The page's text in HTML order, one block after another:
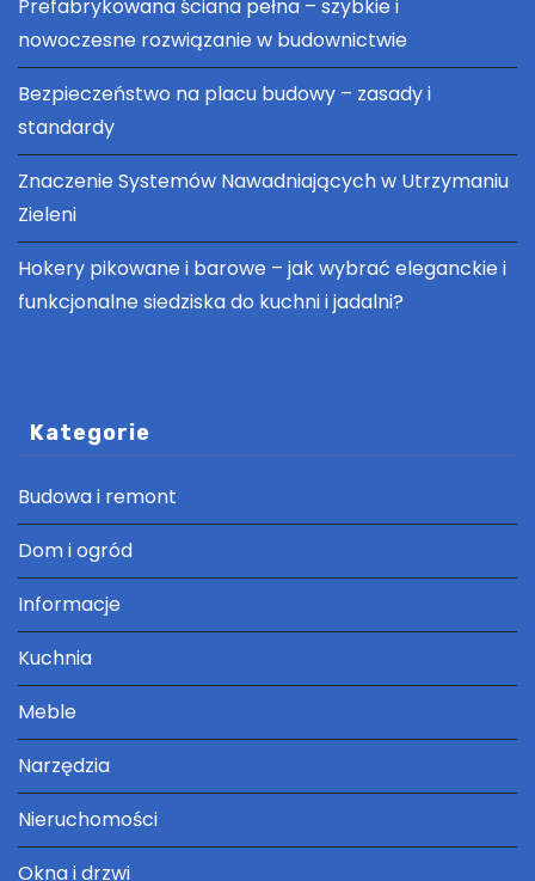
Prefabrykowana ściana pełna – szybkie i
nowoczesne rozwiązanie w budownictwie
Bezpieczeństwo na placu budowy – zasady i
standardy
Znaczenie Systemów Nawadniających w Utrzymaniu
Zieleni
Hokery pikowane i barowe – jak wybrać eleganckie i
funkcjonalne siedziska do kuchni i jadalni?
Kategorie
Budowa i remont
Dom i ogród
Informacje
Kuchnia
Meble
Narzędzia
Nieruchomości
Okna i drzwi